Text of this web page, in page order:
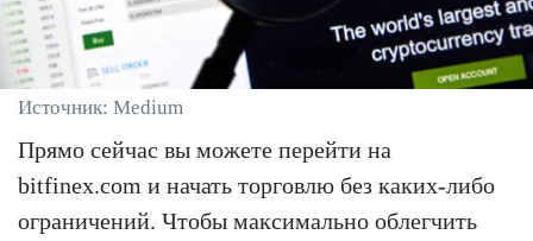
Источник: Medium
Прямо сейчас вы можете перейти на
bitfinex.com и начать торговлю без каких-либо
ограничений. Чтобы максимально облегчить